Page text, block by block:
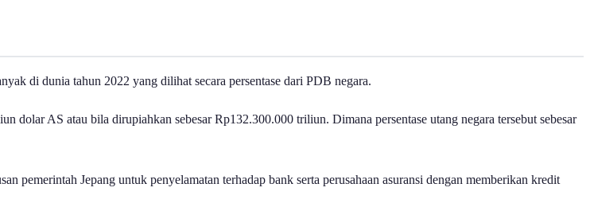
di dunia tahun 2022 yang dilihat secara persentase dari PDB negara.
dolar AS atau bila dirupiahkan sebesar Rp132.300.000 triliun. Dimana persentase utang negara tersebut sebesar
pemerintah Jepang untuk penyelamatan terhadap bank serta perusahaan asuransi dengan memberikan kredit